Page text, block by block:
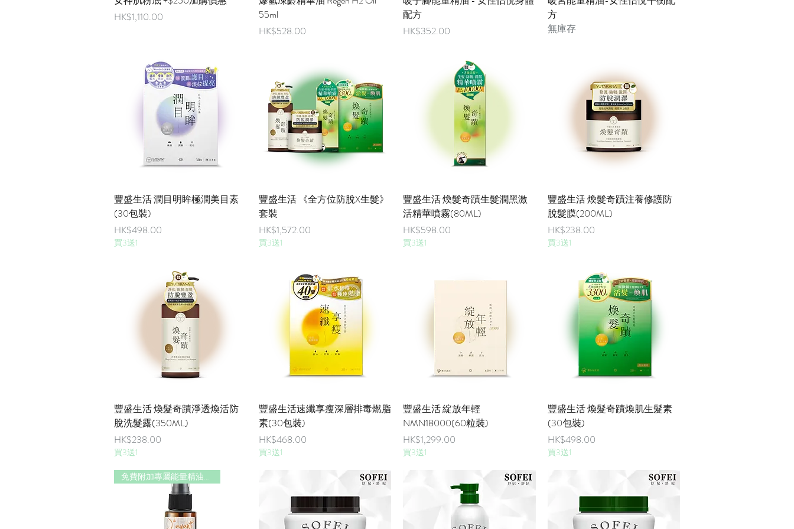
價格
HK$1,110.00
55ml
價格
HK$528.00
配方
價格
HK$352.00
方
無庫存
快速瀏覽
豐盛生活 潤目明眸極潤美目素
(30包裝)
價格
HK$498.00
買3送1
快速瀏覽
豐盛生活 《全方位防脫X生髮》
套裝
價格
HK$1,572.00
買3送1
快速瀏覽
豐盛生活 煥髮奇蹟生髮潤黑激
活精華噴霧(80ML)
價格
HK$598.00
買3送1
快速瀏覽
豐盛生活 煥髮奇蹟注養修護防
脫髮膜(200ML)
價格
HK$238.00
買3送1
快速瀏覽
豐盛生活 煥髮奇蹟淨透煥活防
脫洗髮露(350ML)
價格
HK$238.00
買3送1
快速瀏覽
豐盛生活速纖享瘦深層排毒燃脂
素(30包裝)
價格
HK$468.00
買3送1
快速瀏覽
豐盛生活 綻放年輕
NMN18000(60粒裝)
價格
HK$1,299.00
買3送1
快速瀏覽
豐盛生活 煥髮奇蹟煥肌生髮素
(30包裝)
價格
HK$498.00
買3送1
免費附加專屬能量精油香味